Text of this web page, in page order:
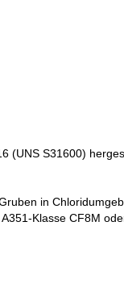
(UNS S31600)
in
Klasse CF8M